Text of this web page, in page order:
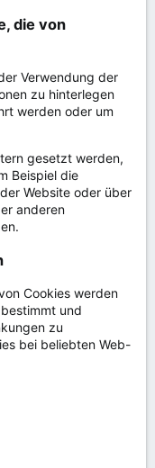
die von
Verwendung der
zu hinterlegen
werden oder um
gesetzt werden,
Beispiel die
Website oder über
anderen
Cookies werden
und
zu
bei beliebten Web-